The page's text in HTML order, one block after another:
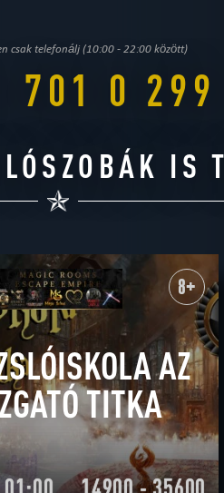
csak telefonálj (10:00 - 22:00 között)
701 0 299
IS
8+
AZ
TITKA